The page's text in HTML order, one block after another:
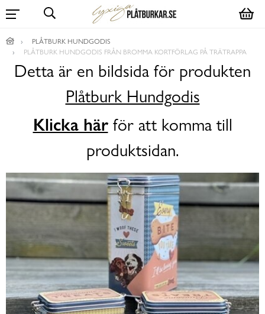
PLÅTBURK HUNDGODIS
PLÅTBURK HUNDGODIS FRÅN BROMMA KORTFÖRLAG PÅ TRÄTRAPPA
Detta är en bildsida för produkten
Plåtburk Hundgodis
Klicka härför att komma till
produktsidan.